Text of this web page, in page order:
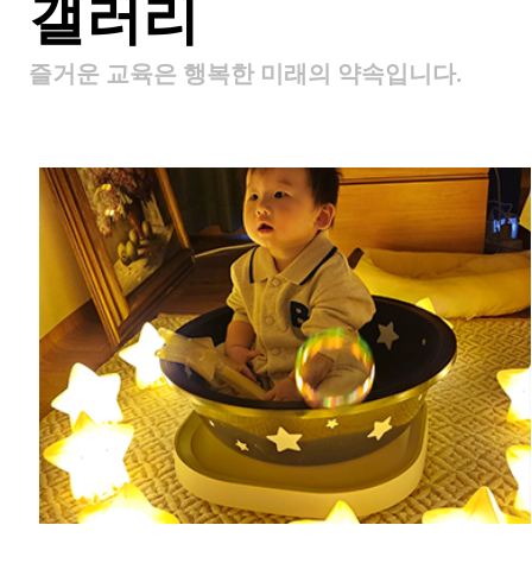
갤러리
즐거운 교육은 행복한 미래의 약속입니다.